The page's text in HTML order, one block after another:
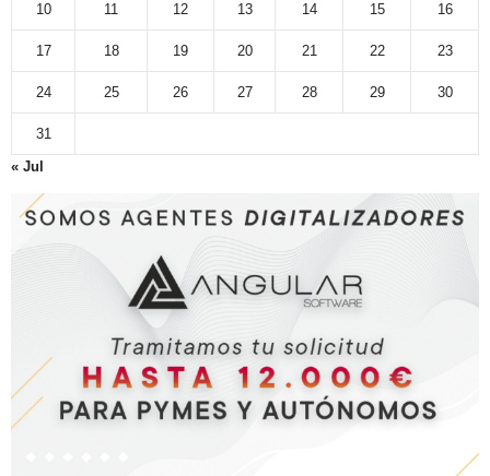
10 11 12 13 14 15 16
17 18 19 20 21 22 23
24 25 26 27 28 29 30
31
« Jul